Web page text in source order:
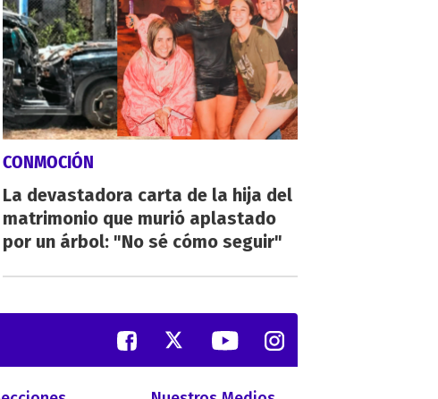
CONMOCIÓN
La devastadora carta de la hija del
matrimonio que murió aplastado
por un árbol: "No sé cómo seguir"